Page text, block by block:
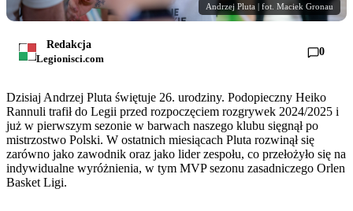
Andrzej Pluta | fot. Maciek Gronau
Redakcja
Legionisci.com
0
Dzisiaj Andrzej Pluta świętuje 26. urodziny. Podopieczny Heiko
Rannuli trafił do Legii przed rozpoczęciem rozgrywek 2024/2025 i
już w pierwszym sezonie w barwach naszego klubu sięgnął po
mistrzostwo Polski. W ostatnich miesiącach Pluta rozwinął się
zarówno jako zawodnik oraz jako lider zespołu, co przełożyło się na
indywidualne wyróżnienia, w tym MVP sezonu zasadniczego Orlen
Basket Ligi.